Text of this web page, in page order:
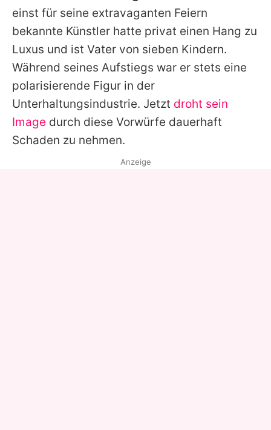
einst für seine extravaganten Feiern
bekannte Künstler hatte privat einen Hang zu
Luxus und ist Vater von sieben Kindern.
Während seines Aufstiegs war er stets eine
polarisierende Figur in der
Unterhaltungsindustrie. Jetzt droht sein
Image durch diese Vorwürfe dauerhaft
Schaden zu nehmen.
Anzeige